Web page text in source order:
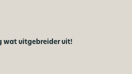
wat uitgebreider uit!